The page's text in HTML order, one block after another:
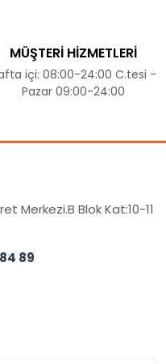
MÜŞTERİ HİZMETLERİ
içi: 08:00-24:00 C.tesi -
Pazar 09:00-24:00
Merkezi.B Blok Kat:10-11
89